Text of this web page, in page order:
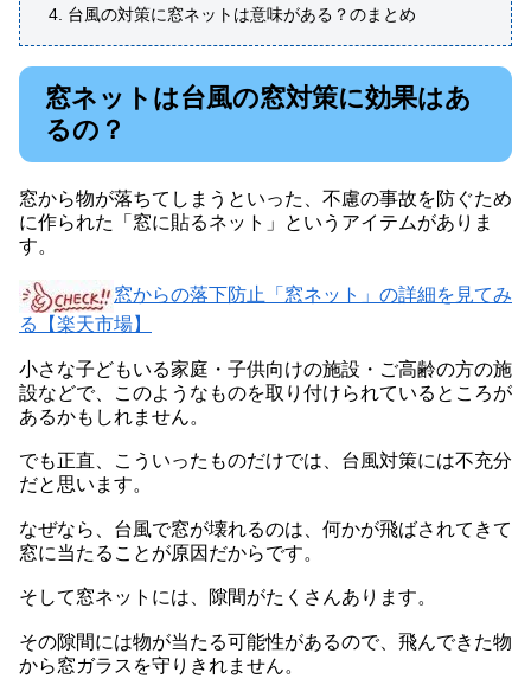
台風の対策に窓ネットは意味がある？のまとめ
窓ネットは台風の窓対策に効果はあ
るの？
窓から物が落ちてしまうといった、不慮の事故を防ぐため
に作られた「窓に貼るネット」というアイテムがありま
す。
窓からの落下防止「窓ネット」の詳細を見てみ
る【楽天市場】
小さな子どもいる家庭・子供向けの施設・ご高齢の方の施
設などで、このようなものを取り付けられているところが
あるかもしれません。
でも正直、こういったものだけでは、台風対策には不充分
だと思います。
なぜなら、台風で窓が壊れるのは、何かが飛ばされてきて
窓に当たることが原因だからです。
そして窓ネットには、隙間がたくさんあります。
その隙間には物が当たる可能性があるので、飛んできた物
から窓ガラスを守りきれません。